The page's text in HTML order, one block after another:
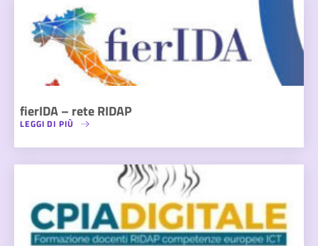
fierIDA – rete RIDAP
LEGGI DI PIÙ